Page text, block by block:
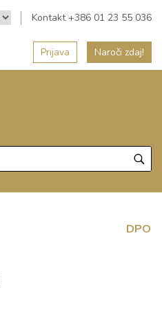
Kontakt +386 01 23 55 036
Prijava Naroči zdaj!
DPO